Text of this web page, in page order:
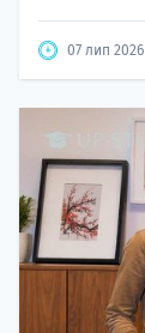
07 лип 2026